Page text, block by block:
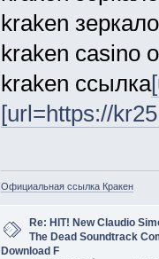
kraken
kraken casino
kraken ссылка
[url=https://
Официальная ссылка Кракен
Re: HIT! New Claudio
The Dead Soundtrack
Download F